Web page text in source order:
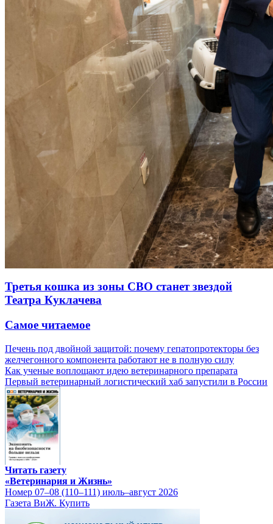
Третья кошка из зоны СВО станет звездой
Театра Куклачева
Самое читаемое
Печень под двойной защитой: почему гепатопротекторы без
желчегонного компонента работают не в полную силу
Как ученые воплощают идею ветеринарного препарата
Первый ветеринарный логистический хаб запустили в России
Читать газету
«Ветеринария и Жизнь»
Номер 07–08 (110–111) июль–август 2026
Газета ВиЖ. Купить